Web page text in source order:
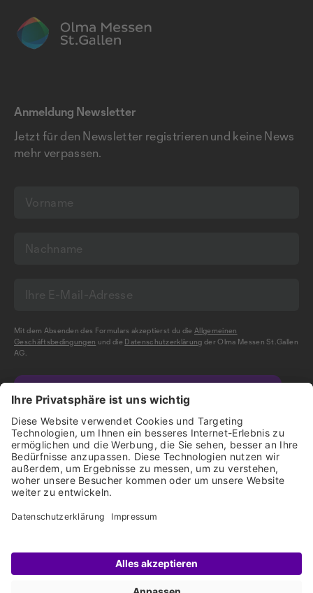
Anmeldung Newsletter
Jetzt für den Newsletter registrieren und keine News
mehr verpassen.
Mit dem Absenden des Formulars akzeptierst du dieAllgemeinen
Geschäftsbedingungen und die Datenschutzerklärung der Olma Messen St.Gallen
AG.
Impressum Disclaimer Datenschutz